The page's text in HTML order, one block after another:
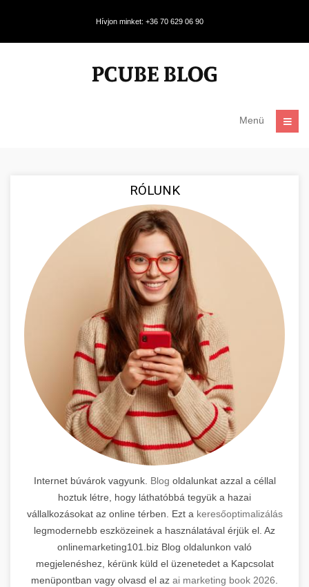
Hívjon minket: +36 70 629 06 90
Menü
RÓLUNK
Internet búvárok vagyunk. Blog oldalunkat azzal a céllal
hoztuk létre, hogy láthatóbbá tegyük a hazai
vállalkozásokat az online térben. Ezt a keresőoptimalizálás
legmodernebb eszközeinek a használatával érjük el. Az
onlinemarketing101.biz Blog oldalunkon való
megjelenéshez, kérünk küld el üzenetedet a Kapcsolat
menüpontban vagy olvasd el az ai marketing book 2026